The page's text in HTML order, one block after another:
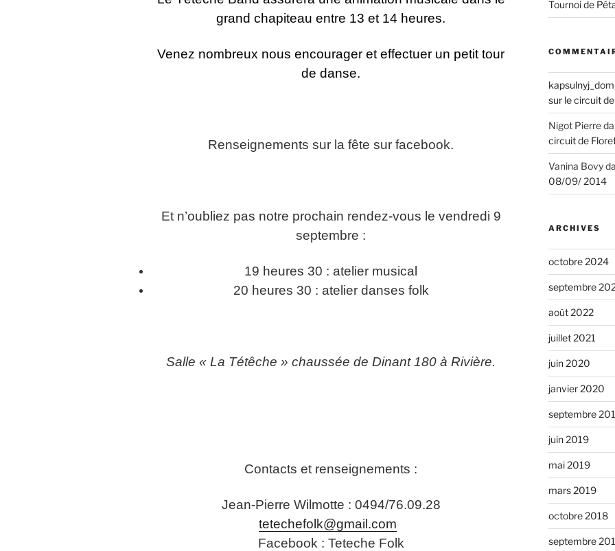
grand chapiteau entre 13 et 14 heures.
Venez nombreux nous encourager et effectuer un petit tour
de danse.
Renseignements sur la fête sur facebook.
Et n’oubliez pas notre prochain rendez-vous le vendredi 9
septembre :
19 heures 30 : atelier musical
20 heures 30 : atelier danses folk
Salle « La Tétêche » chaussée de Dinant 180 à Rivière.
Contacts et renseignements :
Jean-Pierre Wilmotte : 0494/76.09.28
tetechefolk@gmail.com
Facebook : Teteche Folk
Tournoi de
sur le circuit
Nigot Pierre
circuit de
Vanina Bovy
08/09/ 2014
ARCHIVES
octobre 2024
septembre
août 2022
juillet 2021
juin 2020
janvier 2020
septembre
juin 2019
mai 2019
mars 2019
octobre 2018
septembre